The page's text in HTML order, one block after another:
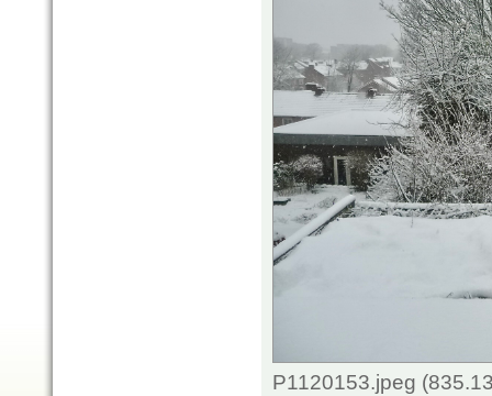
P1120153.jpeg